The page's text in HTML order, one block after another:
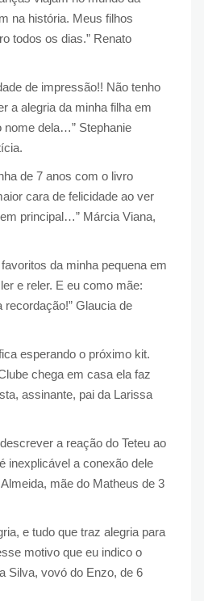
na história. Meus filhos
todos os dias.” Renato
de impressão!! Não tenho
a alegria da minha filha em
nome dela…” Stephanie
de 7 anos com o livro
cara de felicidade ao ver
principal…” Márcia Viana,
da minha pequena em
e reler. E eu como mãe:
Glaucia de
esperando o próximo kit.
chega em casa ela faz
assinante, pai da Larissa
a reação do Teteu ao
inexplicável a conexão dele
mãe do Matheus de 3
e tudo que traz alegria para
motivo que eu indico o
Silva, vovó do Enzo, de 6